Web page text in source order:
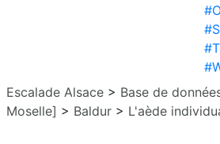
Escalade Alsace > Base de
Moselle] > Baldur > L'aède